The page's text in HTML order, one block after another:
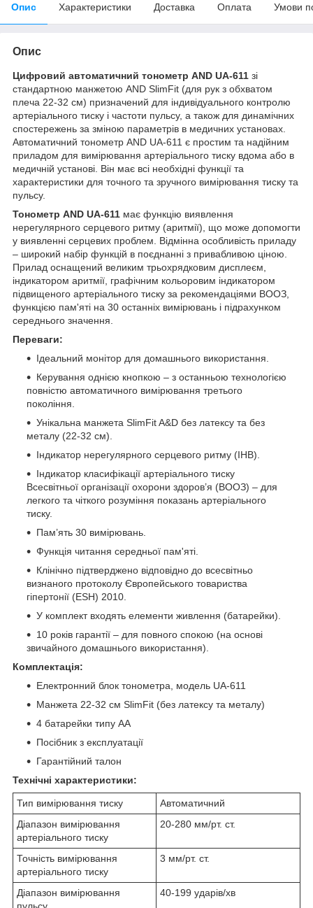
Опис Характеристики Доставка Оплата Умови
Опис
Цифровий автоматичний тонометр AND UA-611 зі
стандартною манжетою AND SlimFit (для рук з обхватом
плеча 22-32 см) призначений для індивідуального контролю
артеріального тиску і частоти пульсу, а також для динамічних
спостережень за зміною параметрів в медичних установах.
Автоматичний тонометр AND UA-611 є простим та надійним
приладом для вимірювання артеріального тиску вдома або в
медичній установі. Він має всі необхідні функції та
характеристики для точного та зручного вимірювання тиску та
пульсу.
Тонометр AND UA-611 має функцію виявлення
нерегулярного серцевого ритму (аритмії), що може допомогти
у виявленні серцевих проблем. Відмінна особливість приладу
– широкий набір функцій в поєднанні з привабливою ціною.
Прилад оснащений великим трьохрядковим дисплеєм,
індикатором аритмії, графічним кольоровим індикатором
підвищеного артеріального тиску за рекомендаціями ВООЗ,
функцією пам'яті на 30 останніх вимірювань і підрахунком
середнього значення.
Переваги:
Ідеальний монітор для домашнього використання.
Керування однією кнопкою – з останньою технологією
повністю автоматичного вимірювання третього
покоління.
Унікальна манжета SlimFit A&D без латексу та без
металу (22-32 см).
Індикатор нерегулярного серцевого ритму (IHB).
Індикатор класифікації артеріального тиску
Всесвітньої організації охорони здоров’я (ВООЗ) – для
легкого та чіткого розуміння показань артеріального
тиску.
Пам’ять 30 вимірювань.
Функція читання середньої пам'яті.
Клінічно підтверджено відповідно до всесвітньо
визнаного протоколу Європейського товариства
гіпертонії (ESH) 2010.
У комплект входять елементи живлення (батарейки).
10 років гарантії – для повного спокою (на основі
звичайного домашнього використання).
Комплектація:
Електронний блок тонометра, модель UA-611
Манжета 22-32 см SlimFit (без латексу та металу)
4 батарейки типу АА
Посібник з експлуатації
Гарантійний талон
Технічні характеристики:
Тип вимірювання тиску
Автоматичний
Діапазон вимірювання
артеріального тиску
20-280 мм/рт. ст.
Точність вимірювання
артеріального тиску
3 мм/рт. ст.
Діапазон вимірювання
пульсу
40-199 ударів/хв